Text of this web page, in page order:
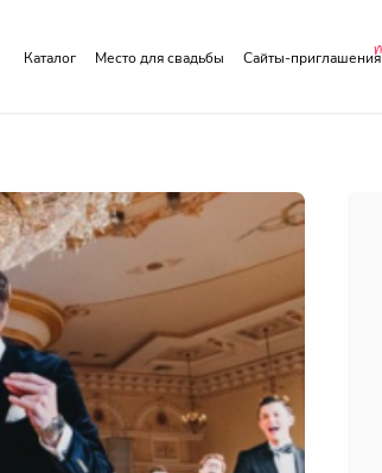
Каталог Место для свадьбы Сайты-приглашения